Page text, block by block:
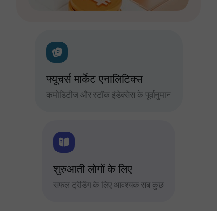
फ्यूचर्स मार्केट एनालिटिक्स
कमोडिटीज और स्टॉक इंडेक्सेस के पूर्वानुमान
शुरुआती लोगों के लिए
सफल ट्रेडिंग के लिए आवश्यक सब कुछ